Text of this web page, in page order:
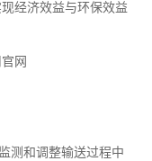
经济效益与环保效益
网
测和调整输送过程中